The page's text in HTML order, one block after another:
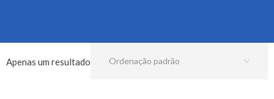
Apenas um resultado